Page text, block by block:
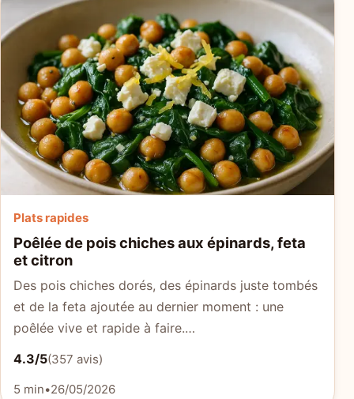
Plats rapides
Poêlée de pois chiches aux épinards, feta
et citron
Des pois chiches dorés, des épinards juste tombés
et de la feta ajoutée au dernier moment : une
poêlée vive et rapide à faire.…
4.3/5(357 avis)
5 min•26/05/2026